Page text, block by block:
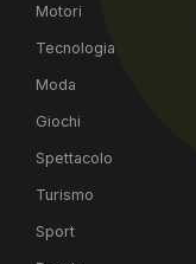
Motori
Tecnologia
Moda
Giochi
Spettacolo
Turismo
Sport